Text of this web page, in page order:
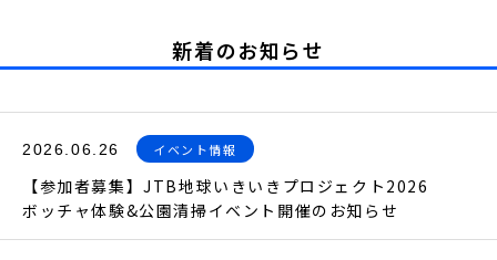
新着のお知らせ
2026.06.26 イベント情報
【参加者募集】JTB地球いきいきプロジェクト2026
ボッチャ体験&公園清掃イベント開催のお知らせ